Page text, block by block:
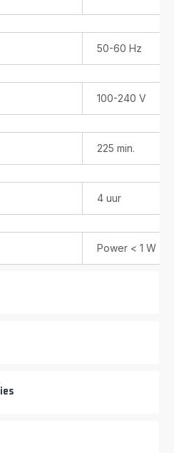
beschikbaar
50-60 Hz
100-240 V
225 min.
4 uur
Power < 1 W